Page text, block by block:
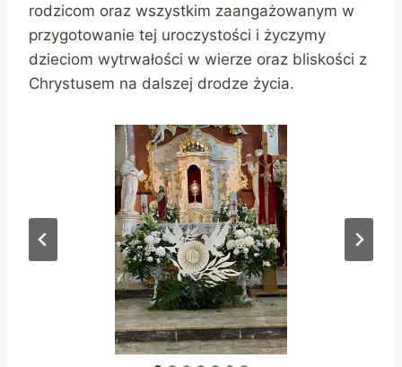
rodzicom oraz wszystkim zaangażowanym w
przygotowanie tej uroczystości i życzymy
dzieciom wytrwałości w wierze oraz bliskości z
Chrystusem na dalszej drodze życia.